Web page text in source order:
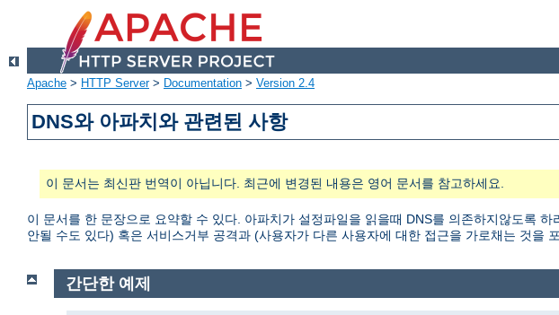
Apache > HTTP Server> Documentation > Version 2.4
DNS와 아파치와 관련된 사항
이 문서는 최신판 번역이 아닙니다. 최근에 변경된 내용은 영어 문서를 참고하세요.
이 문서를 한 문장으로 요약할 수 있다. 아파치가 설정파일을 읽을때 DNS를 의존하지않도록
안될 수도 있다) 혹은 서비스거부 공격과 (사용자가 다른 사용자에 대한 접근을 가로채는 것을
간단한 예제